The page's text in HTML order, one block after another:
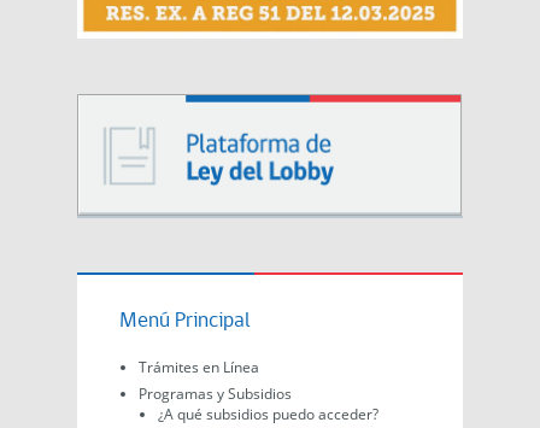
Menú Principal
Trámites en Línea
Programas y Subsidios
¿A qué subsidios puedo acceder?